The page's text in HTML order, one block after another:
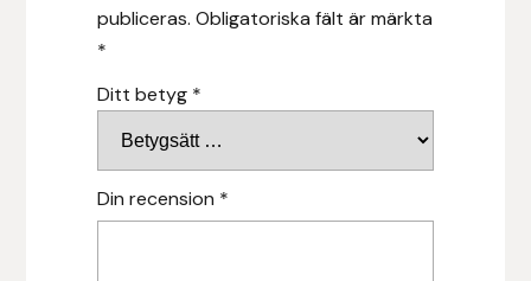
publiceras. Obligatoriska fält är märkta
*
Ditt betyg *
Din recension *
Hansbo Sport
Hesta Gallery
Horse Guard